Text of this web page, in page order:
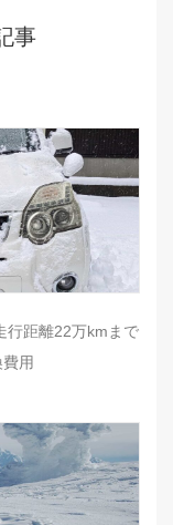
事
行距離22万kmまで
用